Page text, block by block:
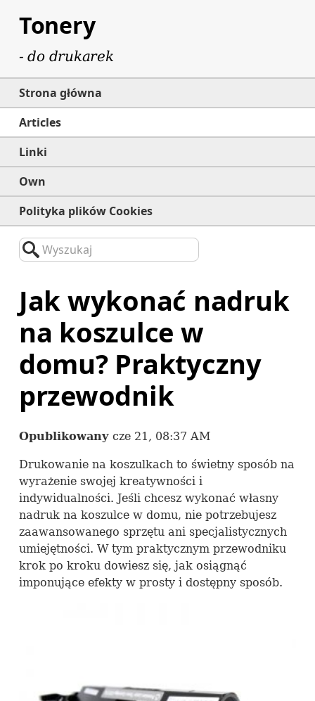
Tonery
- do drukarek
Strona główna
Articles
Linki
Own
Polityka plików Cookies
Wyszukaj
Jak wykonać nadruk
na koszulce w
domu? Praktyczny
przewodnik
Opublikowany cze 21, 08:37 AM
Drukowanie na koszulkach to świetny sposób na
wyrażenie swojej kreatywności i
indywidualności. Jeśli chcesz wykonać własny
nadruk na koszulce w domu, nie potrzebujesz
zaawansowanego sprzętu ani specjalistycznych
umiejętności. W tym praktycznym przewodniku
krok po kroku dowiesz się, jak osiągnąć
imponujące efekty w prosty i dostępny sposób.